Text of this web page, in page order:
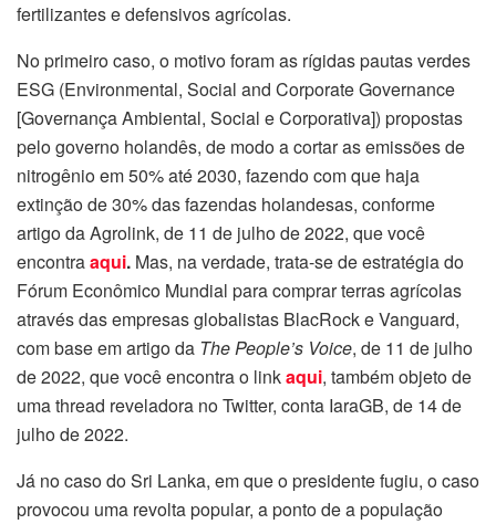
fertilizantes e defensivos agrícolas.
No primeiro caso, o motivo foram as rígidas pautas verdes
ESG (Environmental, Social and Corporate Governance
[Governança Ambiental, Social e Corporativa]) propostas
pelo governo holandês, de modo a cortar as emissões de
nitrogênio em 50% até 2030, fazendo com que haja
extinção de 30% das fazendas holandesas, conforme
artigo da Agrolink, de 11 de julho de 2022, que você
encontraaqui. Mas, na verdade, trata-se de estratégia do
Fórum Econômico Mundial para comprar terras agrícolas
através das empresas globalistas BlacRock e Vanguard,
com base em artigo da The People’s Voice, de 11 de julho
de 2022, que você encontra o linkaqui, também objeto de
uma thread reveladora no Twitter, conta IaraGB, de 14 de
julho de 2022.
Já no caso do Sri Lanka, em que o presidente fugiu, o caso
provocou uma revolta popular, a ponto de a população